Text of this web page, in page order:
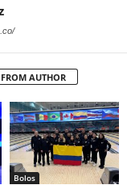
AUTHOR
Bolos